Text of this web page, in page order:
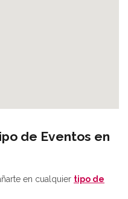
de Eventos en
en cualquier tipo de